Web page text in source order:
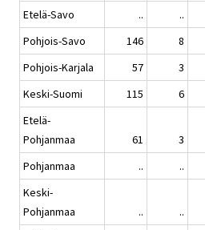
Etelä-Savo
.. ..
Pohjois-Savo
146 8
Pohjois-Karjala
57 3
Keski-Suomi
115 6
Etelä-
Pohjanmaa
61 3
Pohjanmaa
.. ..
Keski-
Pohjanmaa
.. ..